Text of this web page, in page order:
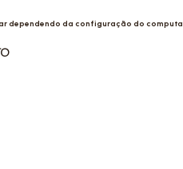
dependendo da configuração do